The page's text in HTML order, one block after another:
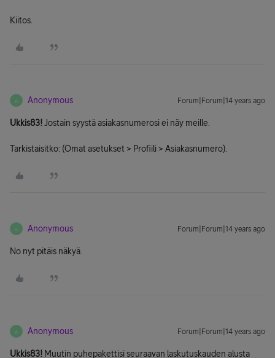
Kiitos.
A Anonymous Forum|Forum|14 years ago
Ukkis83!Jostain syystä asiakasnumerosi ei näy meille.
Tarkistaisitko: (Omat asetukset > Profiili > Asiakasnumero).
A Anonymous Forum|Forum|14 years ago
No nyt pitäis näkyä.
A Anonymous Forum|Forum|14 years ago
Ukkis83! Muutin puhepakettisi seuraavan laskutuskauden alusta